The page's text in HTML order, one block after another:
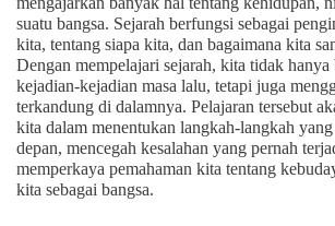
suatu bangsa. Sejarah berfungsi sebagai
kita, tentang siapa kita, dan bagaimana kita
Dengan mempelajari sejarah, kita tidak hanya
kejadian-kejadian masa lalu, tetapi juga
terkandung di dalamnya. Pelajaran tersebut
kita dalam menentukan langkah-langkah
depan, mencegah kesalahan yang pernah
memperkaya pemahaman kita tentang
kita sebagai bangsa.